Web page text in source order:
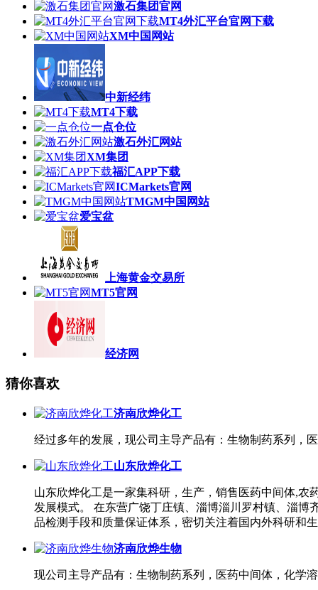
激石集团官网
MT4外汇平台官网下载
XM中国网站
中新经纬
MT4下载
一点仓位
激石外汇网站
XM集团
福汇APP下载
ICMarkets官网
TMGM中国网站
爱宝盆
上海黄金交易所
MT5官网
经济网
猜你喜欢
济南欣烨化工
经过多年的发展，现公司主导产品有：生物制药系列，
山东欣烨化工
山东欣烨化工是一家集科研，生产，销售医药中间体,
发展模式。 在东营广饶丁庄镇、淄博淄川罗村镇、淄
品检测手段和质量保证体系，密切关注着国内外科研和
济南欣烨生物
现公司主导产品有：生物制药系列，医药中间体，化学